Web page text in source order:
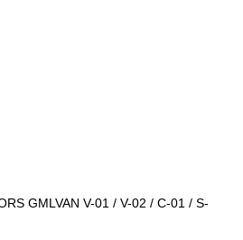
GMLVAN V-01 / V-02 / C-01 / S-